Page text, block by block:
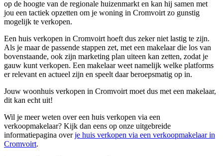
op de hoogte van de regionale huizenmarkt en kan hij samen met
jou een tactiek opzetten om je woning in Cromvoirt zo gunstig
mogelijk te verkopen.
Een huis verkopen in Cromvoirt hoeft dus zeker niet lastig te zijn.
Als je maar de passende stappen zet, met een makelaar die los van
bovenstaande, ook zijn marketing plan uiteen kan zetten, zodat je
gauw kunt verkopen. Een makelaar weet namelijk welke platforms
er relevant en actueel zijn en speelt daar beroepsmatig op in.
Jouw woonhuis verkopen in Cromvoirt moet dus met een makelaar,
dit kan echt uit!
Wil je meer weten over een huis verkopen via een
verkoopmakelaar? Kijk dan eens op onze uitgebreide
informatiepagina overje huis verkopen via een verkoopmakelaar in
Cromvoirt.